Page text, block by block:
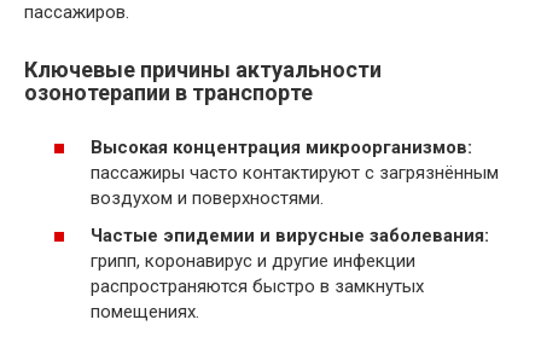
пассажиров.
Ключевые причины актуальности
озонотерапии в транспорте
Высокая концентрация микроорганизмов:
пассажиры часто контактируют с загрязнённым
воздухом и поверхностями.
Частые эпидемии и вирусные заболевания:
грипп, коронавирус и другие инфекции
распространяются быстро в замкнутых
помещениях.